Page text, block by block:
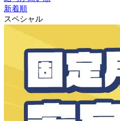
新着順
スペシャル